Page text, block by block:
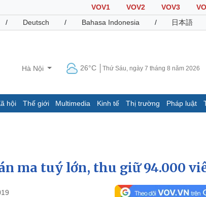
VOV1 VOV2 VOV3
/ Deutsch / Bahasa Indonesia / 日本語
Hà Nội 26°C Thứ Sáu, ngày 7 tháng 8 năm 2026
hội Thế giới Multimedia Kinh tế Thị trường Pháp luật
Dấu ấn VOV
ma tuý lớn, thu giữ 94.000